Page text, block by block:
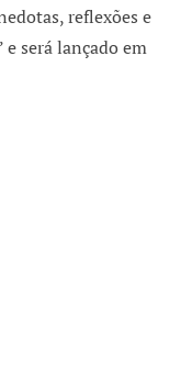
reflexões e
e será lançado em